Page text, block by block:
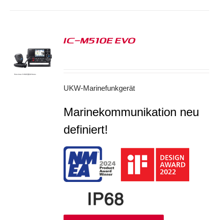
IC-M510E EVO
UKW-Marinefunkgerät
Marinekommunikation neu
definiert!